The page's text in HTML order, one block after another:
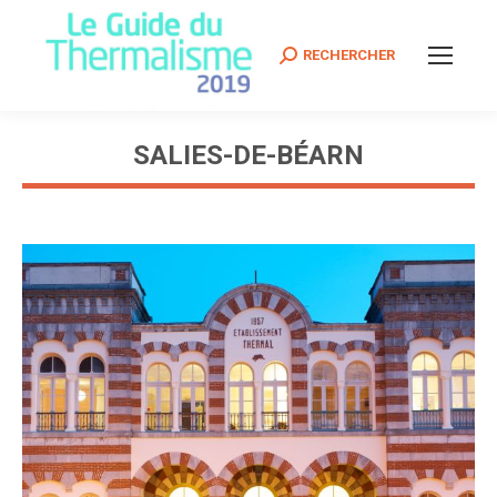
Search:
RECHERCHER
SALIES-DE-BÉARN
Vous êtes ici :